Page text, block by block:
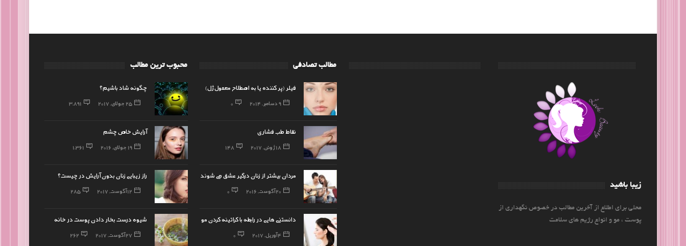
محبوب ترین مطالب
چگونه شاد باشیم؟
25 جولای, 2017 3,891
آرایش خاص چشم
19 جولای, 2016 1,361
راز زیبایی زنان بدون آرایش در چیست؟
12 آگوست, 2017 285
شیوه درست بخار دادن پوست در خانه
27 آگوست, 2017 262
مطالب تصادفی
فیلر (پر کننده یا به اصطلاح معمول ژل)
9 دسامبر, 2014 0
نقاط طب فشاری
18 ژوئن, 2017 148
مردان بیشتر از زنان درگیر عشق می شوند
20 آگوست, 2016 0
دانستنی هایی در رابطه با کراتینه کردن مو
4 آوریل, 2017 0
زیبا باشید
محلی برای اطلاع از آخرین مطالب در خصوص نگهداری از
پوست ، مو و انواع رژیم های سلامت